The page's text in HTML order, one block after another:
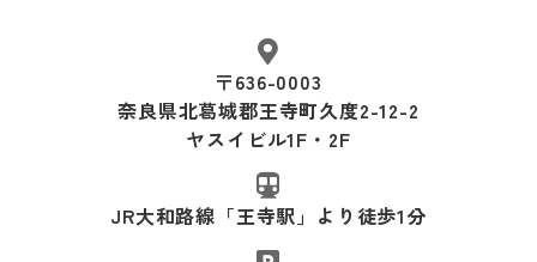
〒636-0003
奈良県北葛城郡王寺町久度2-12-2
ヤスイビル1F・2F
JR大和路線「王寺駅」 より徒歩1分